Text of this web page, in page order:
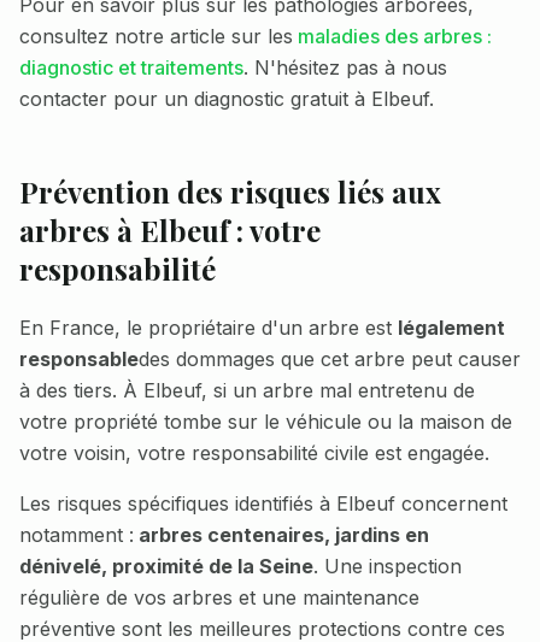
Pour en savoir plus sur les pathologies arborées,
consultez notre article sur les maladies des arbres :
diagnostic et traitements. N'hésitez pas à nous
contacter pour un diagnostic gratuit à Elbeuf.
Prévention des risques liés aux
arbres à Elbeuf: votre
responsabilité
En France, le propriétaire d'un arbre est légalement
responsabledes dommages que cet arbre peut causer
à des tiers. À Elbeuf, si un arbre mal entretenu de
votre propriété tombe sur le véhicule ou la maison de
votre voisin, votre responsabilité civile est engagée.
Les risques spécifiques identifiés à Elbeuf concernent
notamment : arbres centenaires, jardins en
dénivelé, proximité de la Seine. Une inspection
régulière de vos arbres et une maintenance
préventive sont les meilleures protections contre ces